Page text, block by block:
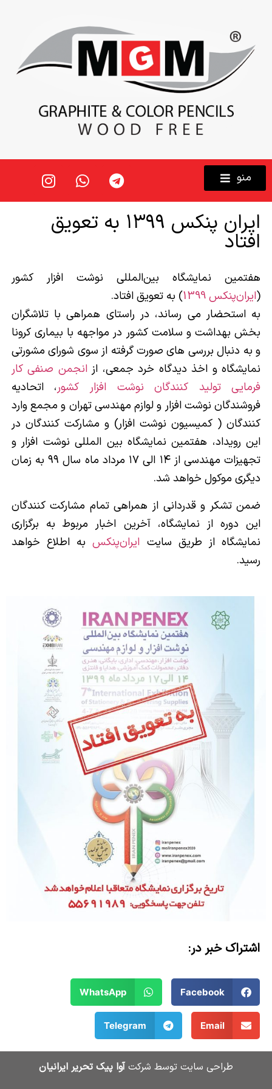
منو
ایران پنکس ۱۳۹۹ به تعویق
افتاد
هفتمین نمایشگاه بین‌المللی نوشت افزار کشور
(ایران‌پنکس 1399
) به تعویق افتاد.
به استحضار می رساند، در راستای همراهی با تلاشگران
بخش بهداشت و سلامت کشور در مواجهه با بیماری کرونا
و به دنبال بررسی های صورت گرفته از سوی شورای مشورتی
نمایشگاه و اخذ دیدگاه خرد جمعی، از انجمن صنفی کار
فرمایی تولید کنندگان نوشت افزار کشور، اتحادیه
فروشندگان نوشت افزار و لوازم مهندسی تهران و مجمع وارد
کنندگان ( کمیسیون نوشت افزار) و مشارکت کنندگان در
این رویداد، هفتمین نمایشگاه بین المللی نوشت افزار و
تجهیزات مهندسی از ۱۴ الی ۱۷ مرداد ماه سال ۹۹ به زمان
دیگری موکول خواهد شد.
ضمن تشکر و قدردانی از همراهی تمام مشارکت کنندگان
این دوره از نمایشگاه، آخرین اخبار مربوط به برگزاری
نمایشگاه از طریق سایت ایران‌پنکسبه اطلاع خواهد
رسید.
اشتراک خبر در:
Facebook
WhatsApp
Email
Telegram
طراحی سایت توسط شرکتآوا پیک تحریر ایرانیان